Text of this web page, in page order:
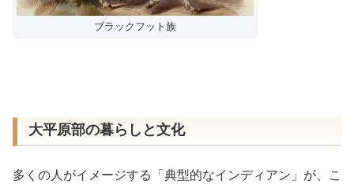
ブラックフット族
大平原部の暮らしと文化
多くの人がイメージする「典型的なインディアン」が、こ